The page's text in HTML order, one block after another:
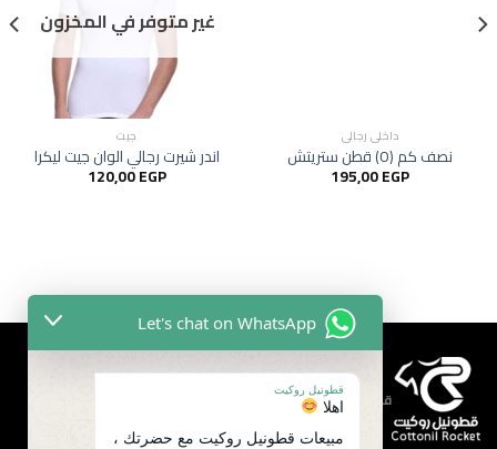
داخلى رجالي
نصف كم (O) قطن ستريتش
195,00EGP
غير متوفر في المخزون
جيت
اندر شيرت رجالي الوان جيت ليكرا
120,00EGP
قطونيل روكيت | خبره
Let's chat on WhatsApp
قطونيل روكيت
اهلا
مبيعات قطونيل روكيت مع حضرتك ،